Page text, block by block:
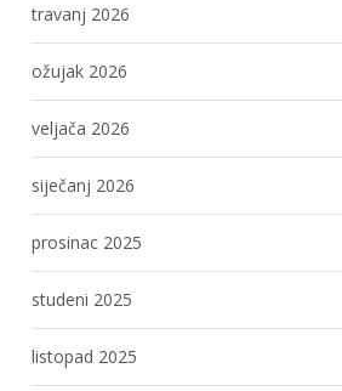
travanj 2026
ožujak 2026
veljača 2026
siječanj 2026
prosinac 2025
studeni 2025
listopad 2025